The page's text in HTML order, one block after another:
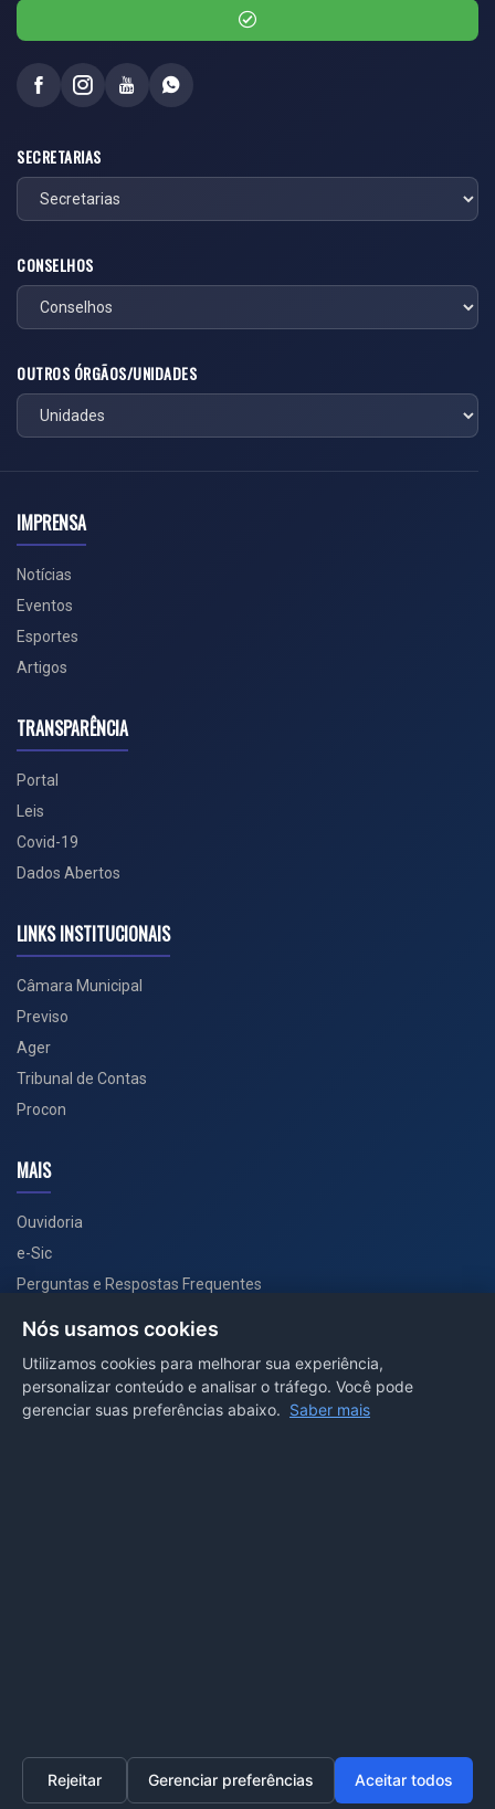
Home Transparência SIC
SECRETARIAS
CONSELHOS
OUTROS ÓRGÃOS/UNIDADES
IMPRENSA
Notícias
Eventos
Esportes
Artigos
TRANSPARÊNCIA
Portal
Leis
Covid-19
Dados Abertos
LINKS INSTITUCIONAIS
Câmara Municipal
Previso
Ager
Tribunal de Contas
Procon
MAIS
Ouvidoria
e-Sic
Perguntas e Respostas Frequentes
PORTAL COVID-19
Nós usamos cookies
Utilizamos cookies para melhorar sua experiência,
personalizar conteúdo e analisar o tráfego. Você pode
gerenciar suas preferências abaixo. Saber mais
Rejeitar Gerenciar preferências Aceitar todos